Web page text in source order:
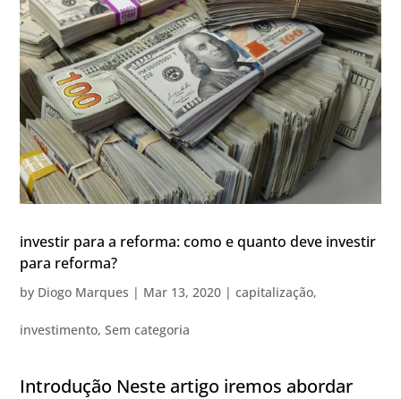
investir para a reforma: como e quanto deve investir
para reforma?
by Diogo Marques | Mar 13, 2020 |capitalização,
investimento,Sem categoria
Introdução Neste artigo iremos abordar